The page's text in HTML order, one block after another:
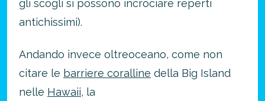
gli scogli si possono incrociare reperti
antichissimi).
Andando invece oltreoceano, come non
citare le barriere coralline della Big Island
nelle Hawaii, la